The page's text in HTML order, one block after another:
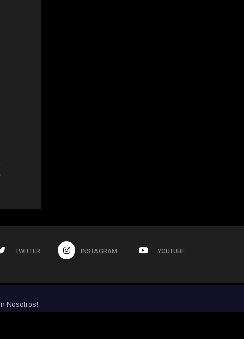
TWITTER INSTAGRAM YOUTUBE
Nosotros!